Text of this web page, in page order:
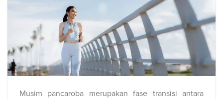
Musim pancaroba merupakan fase transisi antara